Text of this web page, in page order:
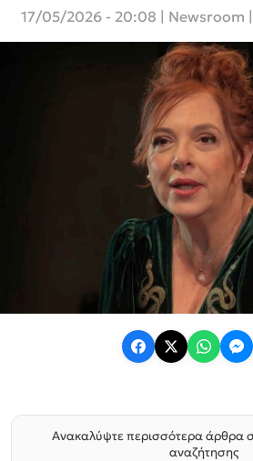
17/05/2026 - 20:08 Newsroom
Ανακαλύψτε περισσότερα άρθρα
αναζήτησης